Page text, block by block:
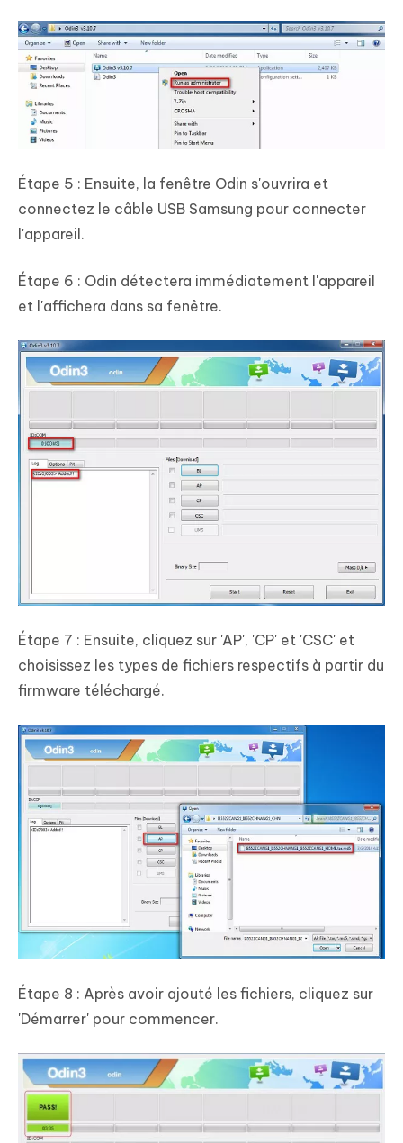
Étape 5 : Ensuite, la fenêtre Odin s'ouvrira et
connectez le câble USB Samsung pour connecter
l'appareil.
Étape 6 : Odin détectera immédiatement l'appareil
et l'affichera dans sa fenêtre.
Étape 7 : Ensuite, cliquez sur 'AP', 'CP' et 'CSC' et
choisissez les types de fichiers respectifs à partir du
firmware téléchargé.
Étape 8 : Après avoir ajouté les fichiers, cliquez sur
'Démarrer' pour commencer.